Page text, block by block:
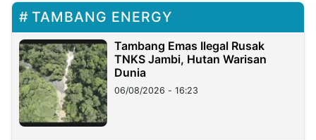
TAMBANG ENERGY
Tambang Emas Ilegal Rusak
TNKS Jambi, Hutan Warisan
Dunia
06/08/2026 - 16:23